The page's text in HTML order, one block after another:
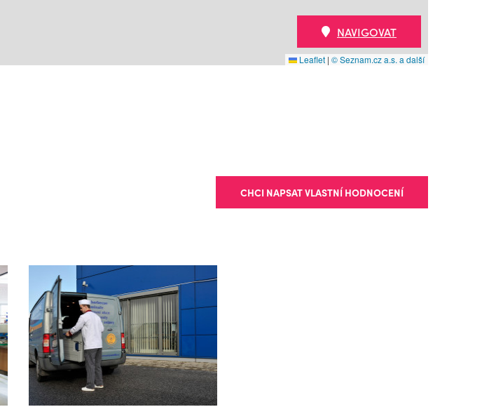
Leaflet | © Seznam.cz a.s. a další
NAVIGOVAT
CHCI NAPSAT VLASTNÍ HODNOCENÍ